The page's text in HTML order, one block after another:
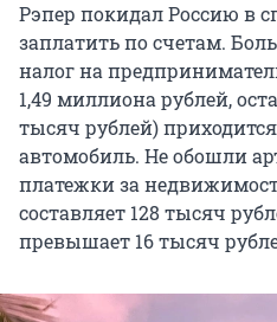
Рэпер покидал Россию в
заплатить по счетам.
налог на
1,49 миллиона рублей,
тысяч рублей)
автомобиль. Не обошли
платежки за
составляет 128 тысяч
превышает 16 тысяч